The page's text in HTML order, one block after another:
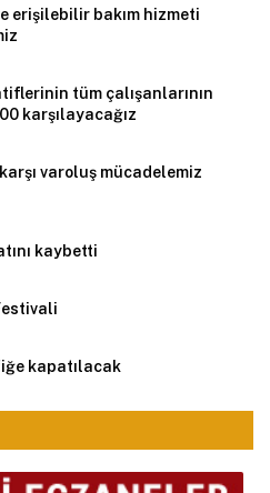
erişilebilir bakım hizmeti
tüm çalışanlarının
karşılayacağız
varoluş mücadelemiz
kaybetti
kapatılacak